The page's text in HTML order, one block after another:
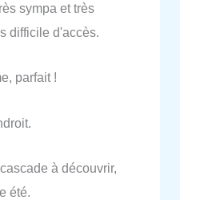
sympa et très
difficile d'accès.
parfait !
à découvrir,
été.